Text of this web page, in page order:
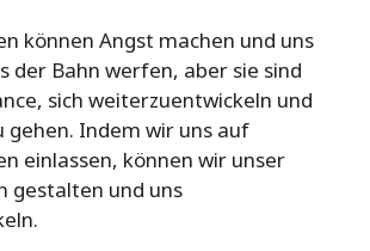
können Angst machen und uns
der Bahn werfen, aber sie sind
sich weiterzuentwickeln und
gehen. Indem wir uns auf
einlassen, können wir unser
gestalten und uns